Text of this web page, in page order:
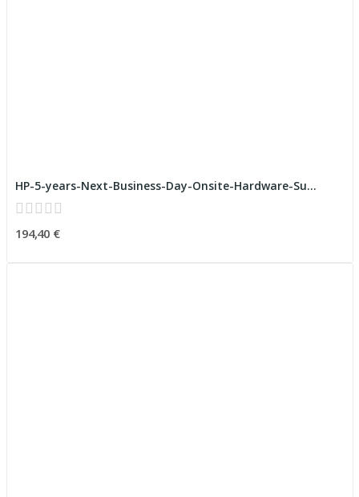
HP-5-years-Next-Business-Day-Onsite-Hardware-Su...
194,40 €